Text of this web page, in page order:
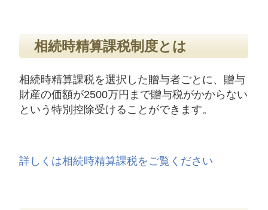
相続時精算課税制度とは
相続時精算課税を選択した贈与者ごとに、贈与
財産の価額が2500万円まで贈与税がかからない
という特別控除受けることができます。
詳しくは相続時精算課税をご覧ください